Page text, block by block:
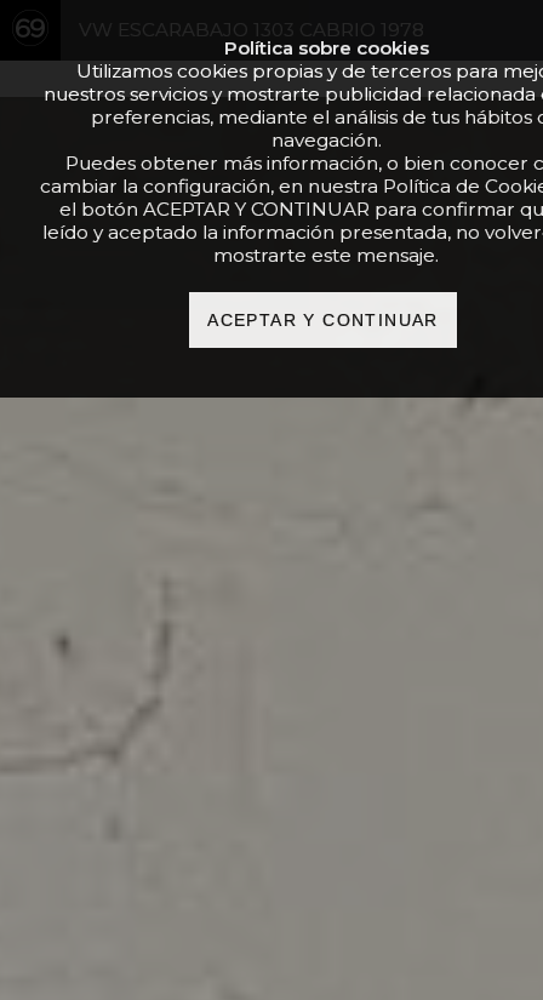
VW ESCARABAJO 1303 CABRIO 1978
Política sobre cookies
Utilizamos cookies propias y de terceros para
nuestros servicios y mostrarte publicidad relacionada
preferencias, mediante el análisis de tus hábitos
navegación.
Puedes obtener más información, o bien conocer
cambiar la configuración, en nuestra Política de
el botón ACEPTAR Y CONTINUAR para confirmar
leído y aceptado la información presentada, no
mostrarte este mensaje.